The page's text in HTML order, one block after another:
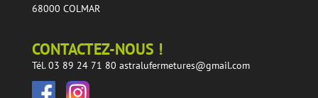
68000 COLMAR
CONTACTEZ-NOUS !
Tél. 03 89 24 71 80 astralufermetures@gmail.com